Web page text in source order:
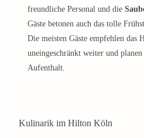
freundliche Personal und die
Gäste betonen auch das tolle
Die meisten Gäste empfehlen das
uneingeschränkt weiter und
Aufenthalt.
Kulinarik im Hilton Köln